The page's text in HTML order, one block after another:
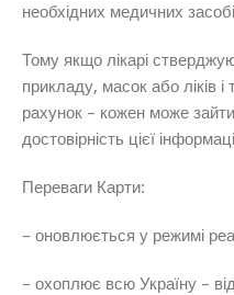
необхідних медичних
Тому якщо лікарі
прикладу, масок або ліків і
рахунок – кожен може
достовірність цієї
Переваги Карти:
– оновлюється у режимі
– охоплює всю Україну –